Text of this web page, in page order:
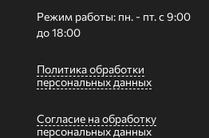
Режим работы: пн. - пт. с 9:00
до 18:00
Политика обработки
персональных данных
Согласие на обработку
персональных данных